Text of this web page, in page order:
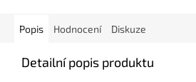
Popis Hodnocení Diskuze
Detailní popis produktu